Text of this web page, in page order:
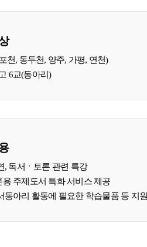
천, 동두천, 양주, 가평, 연천)
6교(동아리)
, 독서ㆍ토론 관련 특강
용 주제도서 특화 서비스 제공
동아리 활동에 필요한 학습물품 등 지원